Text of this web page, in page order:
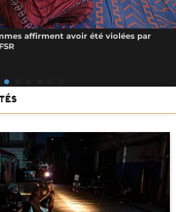
affirment avoir été violées par